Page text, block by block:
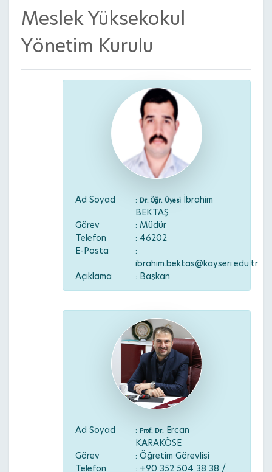
Meslek Yüksekokul
Yönetim Kurulu
Ad Soyad : Dr. Öğr. Üyesi İbrahim
BEKTAŞ
Görev
: Müdür
Telefon
: 46202
E-Posta
:
ibrahim.bektas@kayseri.edu.tr
Açıklama
: Başkan
Ad Soyad : Prof. Dr. Ercan
KARAKÖSE
Görev
: Öğretim Görevlisi
Telefon
: +90 352 504 38 38 /